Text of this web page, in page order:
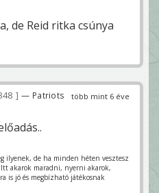
de Reid ritka csúnya
több mint 6 éve
— Patriots
ilyenek, de ha minden héten vesztesz
akarok maradni, nyerni akarok,
is jó és megbízható játékosnak